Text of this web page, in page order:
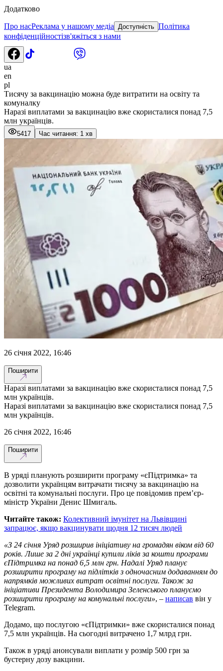
Додатково
Про насРеклама у нашому медіа Доступність Політика
конфіденційностізв'яжіться з нами
ua
en
pl
Тисячу за вакцинацію можна буде витратити на освіту та
комуналку
Наразі виплатами за вакцинацію вже скористалися понад 7,5
млн українців.
5417 Час читання: 1 хв
26 січня 2022, 16:46
Поширити
Наразі виплатами за вакцинацію вже скористалися понад 7,5
млн українців.
Наразі виплатами за вакцинацію вже скористалися понад 7,5
млн українців.
26 січня 2022, 16:46
Поширити
В уряді планують розширити програму «єПідтримка» та
дозволити українцям витрачати тисячу за вакцинацію на
освітні та комунальні послуги. Про це повідомив прем’єр-
міністр України Денис Шмигаль.
Читайте також: Колективний імунітет на Львівщині
запрацює, якщо вакцинувати щодня 12 тисяч людей
«З 24 січня Уряд розширив ініціативу на громадян віком від 60
років. Лише за 2 дні українці купили ліків за кошти програми
єПідтримка на понад 6,5 млн грн. Надалі Уряд планує
розширити програму на підлітків з одночасним додаванням до
напрямків можливих витрат освітні послуги. Також за
ініціативи Президента Володимира Зеленського плануємо
розширити програму на комунальні послуги», – написав він у
Telegram.
Додамо, що послугою «єПідтримки» вже скористалися понад
7,5 млн українців. На сьогодні витрачено 1,7 млрд грн.
Також в уряді анонсували виплати у розмір 500 грн за
бустерну дозу вакцини.